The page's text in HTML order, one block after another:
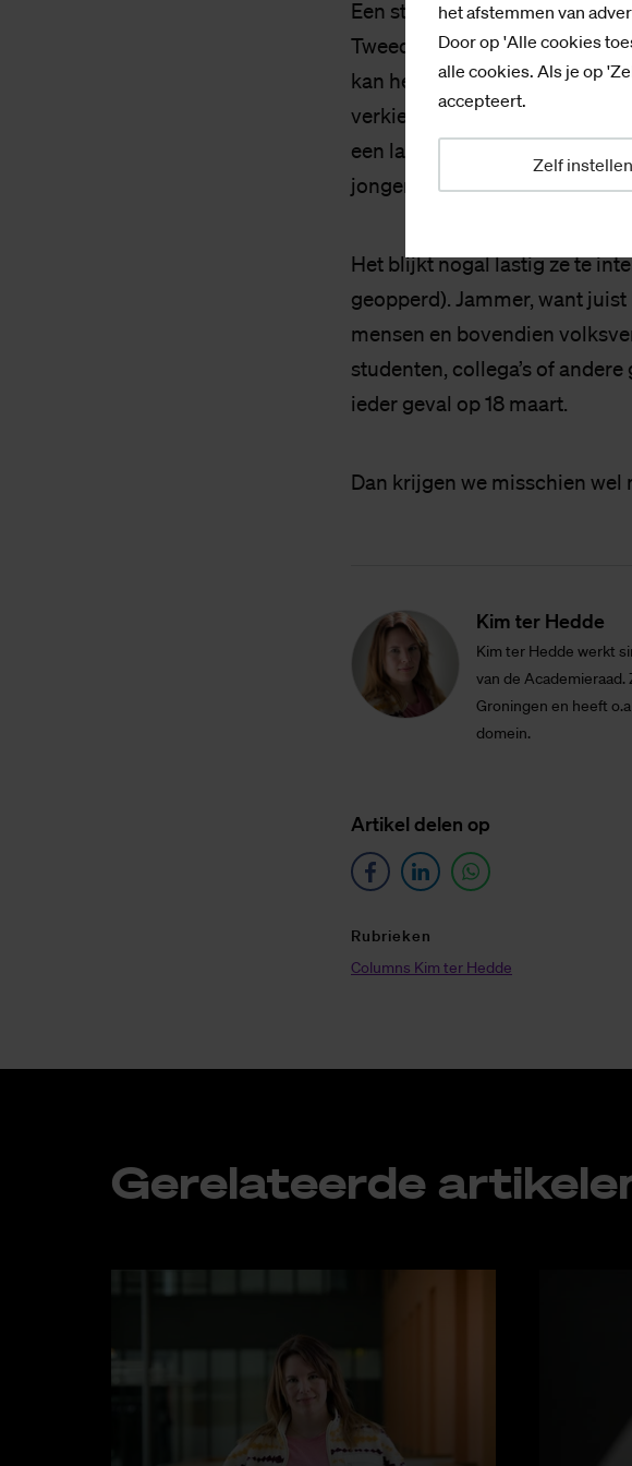
het afstemmen van
Door op 'Alle cookies
alle cookies. Als je op
accepteert.
Zelf instellen
Een student zei na afloop:
Tweede Kamer en landelijke
kan hebben en wij op de
verkiezingen was 78%, bij de
een landelijk gemiddelde, in
jongeren komen niet opdagen.
Het blijkt nogal lastig ze te
geopperd). Jammer, want
mensen en bovendien
studenten, collega’s of
ieder geval op 18 maart.
Dan krijgen we misschien wel
Kim ter Hed­de
Kim ter Hedde werkt
van de
Groningen en heeft
domein.
Ar­ti­kel de­len op
Ru­brie­ken
Columns Kim ter Hedde
Ge­re­la­teer­de